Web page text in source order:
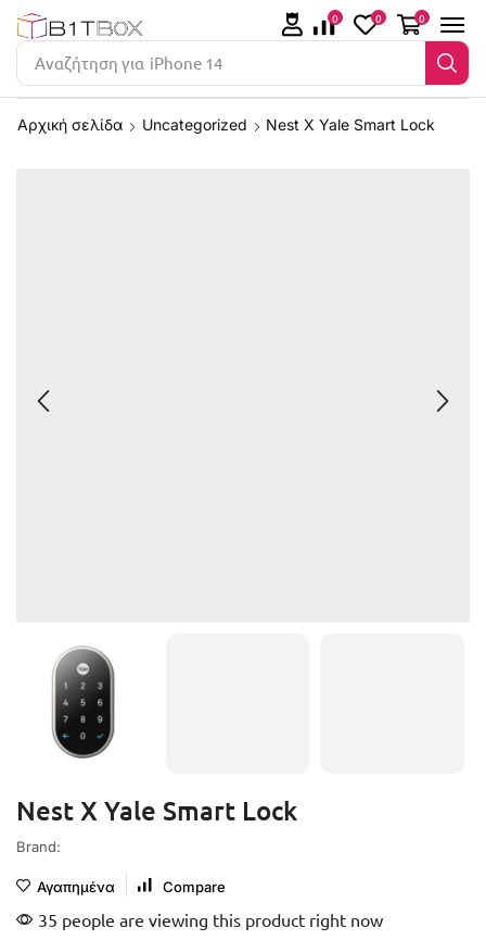
Αναζήτηση για iPhone 14
0 0 0
Αρχική σελίδα Uncategorized Nest X Yale Smart Lock
Nest X Yale Smart Lock
Brand:
Αγαπημένα Compare
35 people are viewing this product right now